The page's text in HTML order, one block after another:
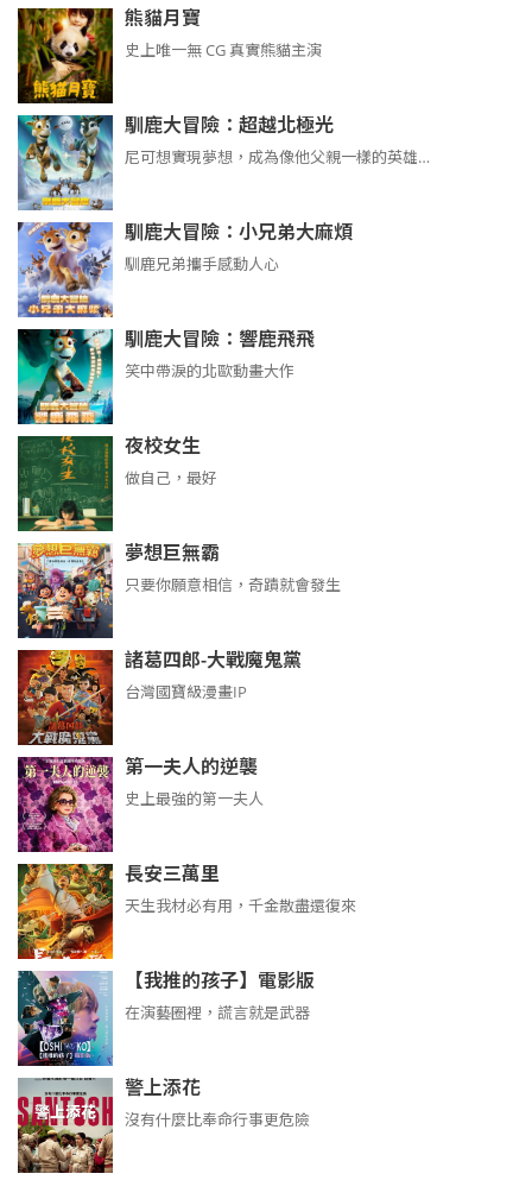
熊貓月寶
史上唯一無 CG 真實熊貓主演
馴鹿大冒險：超越北極光
尼可想實現夢想，成為像他父親一樣的英雄…
馴鹿大冒險：小兄弟大麻煩
馴鹿兄弟攜手感動人心
馴鹿大冒險：響鹿飛飛
笑中帶淚的北歐動畫大作
夜校女生
做自己，最好
夢想巨無霸
只要你願意相信，奇蹟就會發生
諸葛四郎-大戰魔鬼黨
台灣國寶級漫畫IP
第一夫人的逆襲
史上最強的第一夫人
長安三萬里
天生我材必有用，千金散盡還復來
【我推的孩子】電影版
在演藝圈裡，謊言就是武器
警上添花
沒有什麼比奉命行事更危險